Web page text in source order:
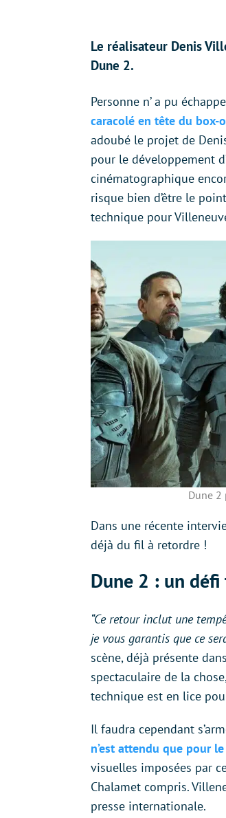
Le réalisateur Denis
Dune 2.
Personne n’ a pu
caracolé en tête du box-
adoubé le projet de
pour le développement
cinématographique
risque bien d’être le
technique pour
Dune 2
Dans une récente
déjà du fil à retordre !
Dune 2 : un
“Ce retour inclut une
je vous garantis que ce
scène, déjà présente
spectaculaire de la
technique est en lice
Il faudra cependant
n’est attendu que pour
visuelles imposées par
Chalamet compris.
presse internationale.